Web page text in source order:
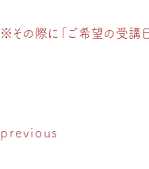
※その際に「ご希望の受講日
previous